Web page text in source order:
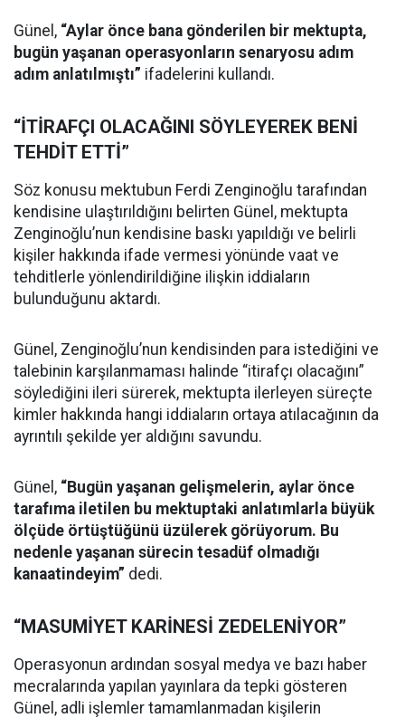
Günel, “Aylar önce bana gönderilen bir mektupta,
bugün yaşanan operasyonların senaryosu adım
adım anlatılmıştı” ifadelerini kullandı.
“İTİRAFÇI OLACAĞINI SÖYLEYEREK BENİ
TEHDİT ETTİ”
Söz konusu mektubun Ferdi Zenginoğlu tarafından
kendisine ulaştırıldığını belirten Günel, mektupta
Zenginoğlu’nun kendisine baskı yapıldığı ve belirli
kişiler hakkında ifade vermesi yönünde vaat ve
tehditlerle yönlendirildiğine ilişkin iddiaların
bulunduğunu aktardı.
Günel, Zenginoğlu’nun kendisinden para istediğini ve
talebinin karşılanmaması halinde “itirafçı olacağını”
söylediğini ileri sürerek, mektupta ilerleyen süreçte
kimler hakkında hangi iddiaların ortaya atılacağının da
ayrıntılı şekilde yer aldığını savundu.
Günel, “Bugün yaşanan gelişmelerin, aylar önce
tarafıma iletilen bu mektuptaki anlatımlarla büyük
ölçüde örtüştüğünü üzülerek görüyorum. Bu
nedenle yaşanan sürecin tesadüf olmadığı
kanaatindeyim” dedi.
“MASUMİYET KARİNESİ ZEDELENİYOR”
Operasyonun ardından sosyal medya ve bazı haber
mecralarında yapılan yayınlara da tepki gösteren
Günel, adli işlemler tamamlanmadan kişilerin